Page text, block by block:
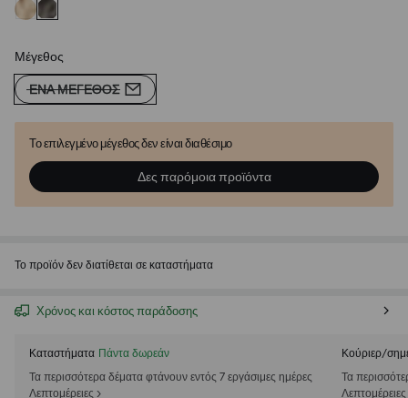
Μέγεθος
ΈΝΑ ΜΈΓΕΘΟΣ
Το επιλεγμένο μέγεθος δεν είναι διαθέσιμο
Δες παρόμοια προϊόντα
Το προϊόν δεν διατίθεται σε καταστήματα
Χρόνος και κόστος παράδοσης
Καταστήματα Πάντα δωρεάν
Τα περισσότερα δέματα φτάνουν εντός 7 εργάσιμες ημέρες
Λεπτομέρειες >
Κούριερ/
Τα
Λεπτομέρειες